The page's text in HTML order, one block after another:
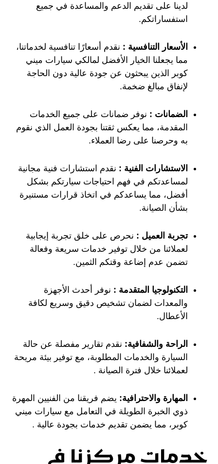
لدينا على تقديم الدعم والمساعدة في جميع
استفساراتكم.
الأسعار التنافسية : نقدم أسعارًا تنافسية لخدماتنا،
مما يجعلنا الخيار الأفضل لمالكي سيارات ميني
كوبر الذين يبحثون عن جودة عالية دون الحاجة
لإنفاق مبالغ ضخمة.
الضمانات : نوفر ضمانات على جميع الخدمات
المقدمة، مما يعكس ثقتنا بجودة العمل الذي نقوم
به وحرصنا على رضا العملاء.
الاستشارات الفنية : نقدم استشارات فنية مجانية
لمساعدتكم في فهم احتياجات سيارتكم بشكل
أفضل، مما يساعدكم في اتخاذ قرارات مستنيرة
بشأن الصيانة.
تجربة العميل : نحرص على خلق تجربة إيجابية
لعملائنا من خلال توفير خدمات سريعة وفعالة
تضمن عدم إضاعة وقتكم الثمين.
التكنولوجيا المتقدمة : نوفر أحدث الأجهزة
والمعدات لضمان تشخيص دقيق وسريع لكافة
الأعطال.
الراحة والشفافية: نقدم تقارير مفصلة عن حالة
السيارة والخدمات المطلوبة، مع توفير بيئة مريحة
لعملائنا خلال فترة الصيانة .
المهارة والاحترافية: يضم فريقنا من الفنيين المهرة
ذوي الخبرة الطويلة في التعامل مع سيارات ميني
كوبر، مما يضمن تقديم خدمات بجودة عالية .
خدمات مركزنا في